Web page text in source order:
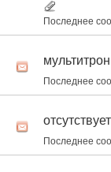
Последнее
Последнее
Последнее